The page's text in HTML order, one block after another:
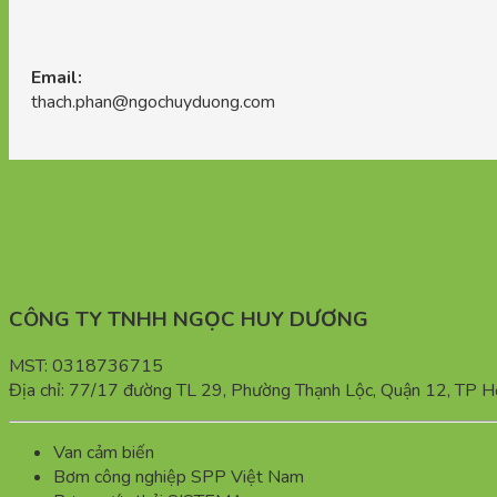
Email:
thach.phan@ngochuyduong.com
CÔNG TY TNHH NGỌC HUY DƯƠNG
MST: 0318736715
Địa chỉ: 77/17 đường TL 29, Phường Thạnh Lộc, Quận 12, TP
Van cảm biến
Bơm công nghiệp SPP Việt Nam